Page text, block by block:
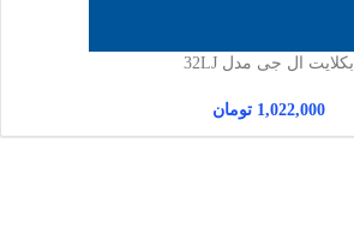
بکلایت ال جی مدل 32LJ
1,022,000 تومان